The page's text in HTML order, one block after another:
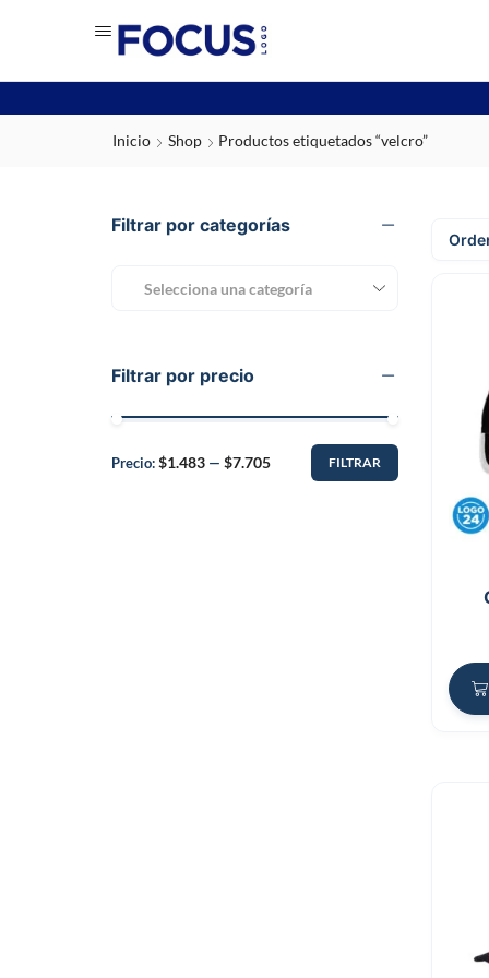
Inicio Shop Productos etiquetados “velcro”
Filtrar por categorías
Selecciona una categoría
Filtrar por precio
FILTRAR
Precio:$1.483 — $7.705